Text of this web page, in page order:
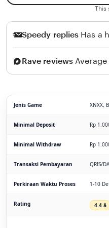
This
Speedy replies Has a
Rave reviews
Jenis Game XNXX,
Minimal Deposit Rp
Minimal Withdraw Rp
Transaksi Pembayaran QRIS/
Perkiraan Waktu Proses 1-10
Rating 4.4 â­